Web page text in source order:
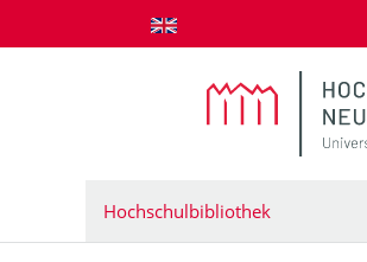
zum Inhalt springen
Hochschulbibliothek